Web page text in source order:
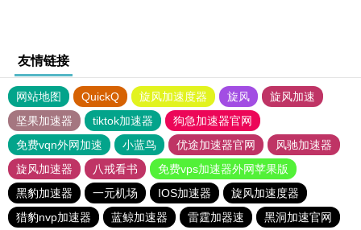
友情链接
网站地图 QuickQ 旋风加速度器 旋风
旋风加速
坚果加速器
tiktok加速器
狗急加速器官网
免费vqn外网加速
小蓝鸟 优途加速器官网
风驰加速器
旋风加速器
八戒看书
免费vps加速器外网苹果版
黑豹加速器
一元机场 IOS加速器
旋风加速度器
猎豹nvp加速器
蓝鲸加速器 雷霆加器速 黑洞加速官网